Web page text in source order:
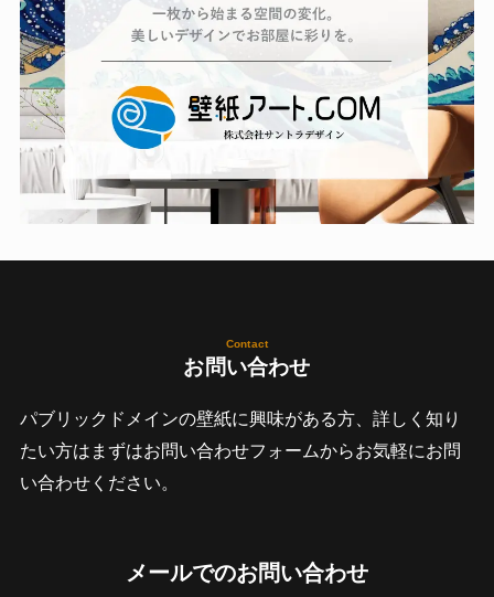
Contact
お問い合わせ
パブリックドメインの壁紙に興味がある方、詳しく知り
たい方はまずはお問い合わせフォームからお気軽にお問
い合わせください。
メールでのお問い合わせ